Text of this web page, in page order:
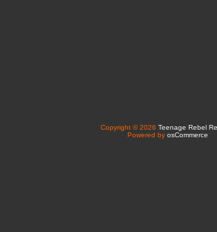
Copyright © 2026 Teenage Rebel
Powered by osCommerce